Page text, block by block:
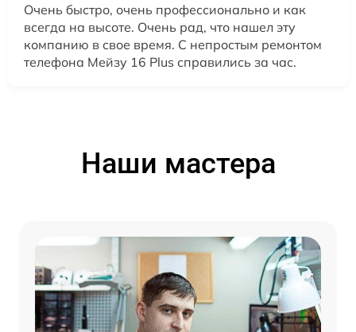
Очень быстро, очень профессионально и как
всегда на высоте. Очень рад, что нашел эту
компанию в свое время. С непростым ремонтом
телефона Мейзу 16 Plus справились за час.
Наши мастера